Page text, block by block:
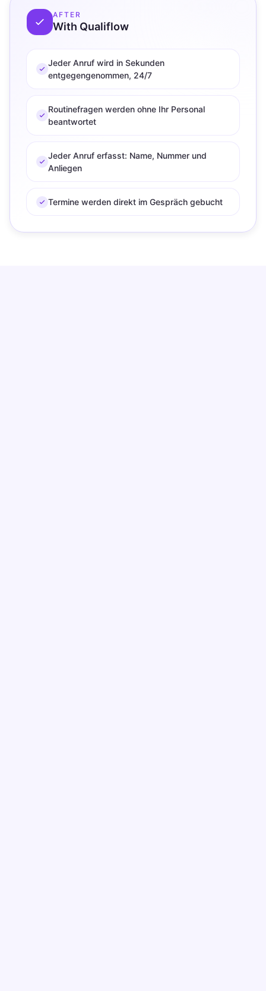
AFTER
With Qualiflow
Jeder Anruf wird in Sekunden
entgegengenommen, 24/7
Routinefragen werden ohne Ihr Personal
beantwortet
Jeder Anruf erfasst: Name, Nummer und
Anliegen
Termine werden direkt im Gespräch gebucht